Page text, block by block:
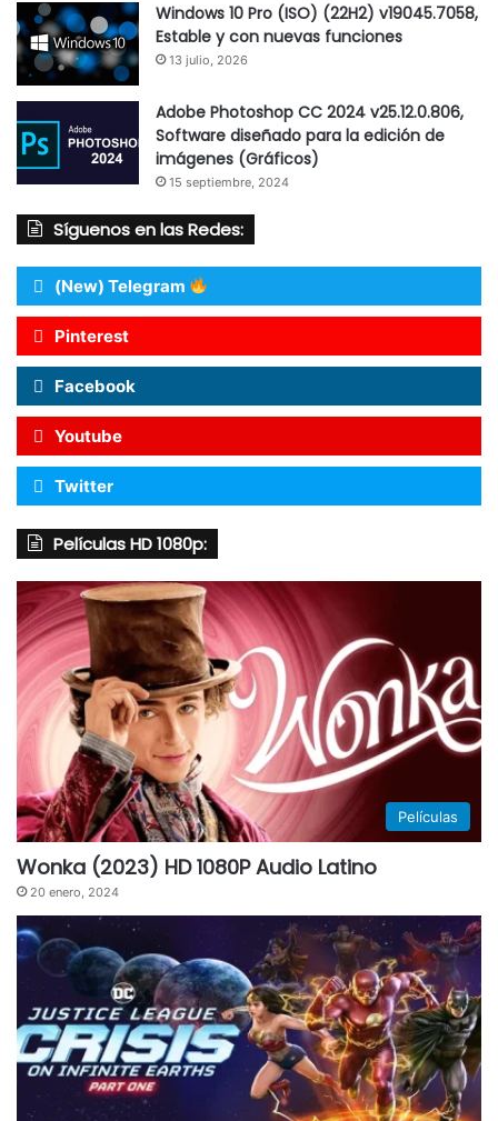
Windows 10 Pro (ISO) (22H2) v19045.7058,
Estable y con nuevas funciones
13 julio, 2026
Adobe Photoshop CC 2024 v25.12.0.806,
Software diseñado para la edición de
imágenes (Gráficos)
15 septiembre, 2024
Síguenos en las Redes:
(New) Telegram
Pinterest
Facebook
Youtube
Twitter
Películas HD 1080p:
Películas
Wonka (2023) HD 1080P Audio Latino
20 enero, 2024